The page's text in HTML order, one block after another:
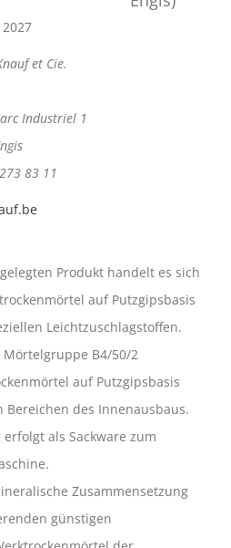
et Cie.
Industriel 1
83 11
Produkt handelt es sich
auf Putzgipsbasis
Leichtzuschlagstoffen.
B4/50/2
auf Putzgipsbasis
des Innenausbaus.
als Sackware zum
Zusammensetzung
günstigen